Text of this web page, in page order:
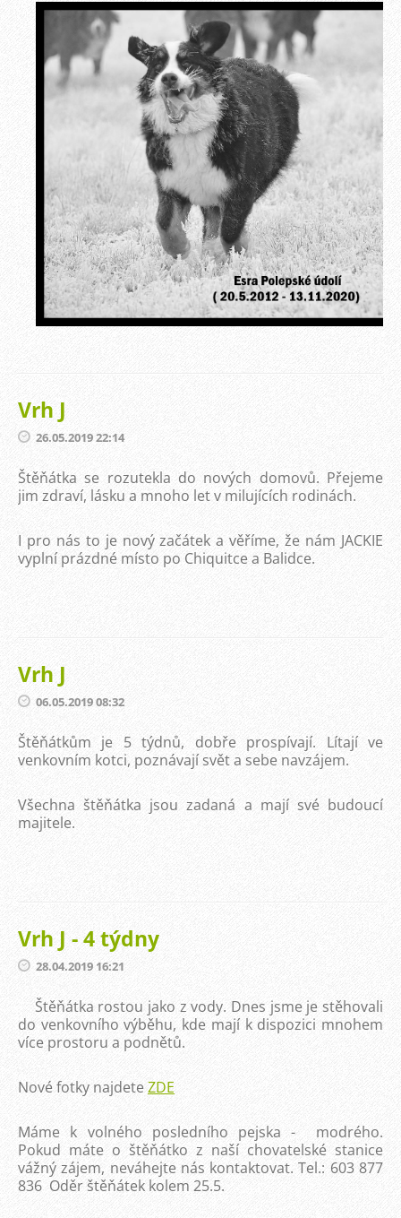
Vrh J
26.05.2019 22:14
Štěňátka se rozutekla do nových domovů. Přejeme
jim zdraví, lásku a mnoho let v milujících rodinách.
I pro nás to je nový začátek a věříme, že nám JACKIE
vyplní prázdné místo po Chiquitce a Balidce.
Vrh J
06.05.2019 08:32
Štěňátkům je 5 týdnů, dobře prospívají. Lítají ve
venkovním kotci, poznávají svět a sebe navzájem.
Všechna štěňátka jsou zadaná a mají své budoucí
majitele.
Vrh J - 4 týdny
28.04.2019 16:21
Štěňátka rostou jako z vody. Dnes jsme je stěhovali
do venkovního výběhu, kde mají k dispozici mnohem
více prostoru a podnětů.
Nové fotky najdeteZDE
Máme k volného posledního pejska - modrého.
Pokud máte o štěňátko z naší chovatelské stanice
vážný zájem, neváhejte nás kontaktovat. Tel.: 603 877
836 Oděr štěňátek kolem 25.5.